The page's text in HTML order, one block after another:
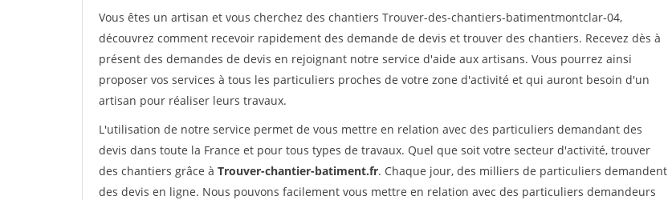
Vous êtes un artisan et vous cherchez des chantiers Trouver-des-chantiers-batimentmontclar-04,
découvrez comment recevoir rapidement des demande de devis et trouver des chantiers. Recevez dès à
présent des demandes de devis en rejoignant notre service d'aide aux artisans. Vous pourrez ainsi
proposer vos services à tous les particuliers proches de votre zone d'activité et qui auront besoin d'un
artisan pour réaliser leurs travaux.
L'utilisation de notre service permet de vous mettre en relation avec des particuliers demandant des
devis dans toute la France et pour tous types de travaux. Quel que soit votre secteur d'activité, trouver
des chantiers grâce à Trouver-chantier-batiment.fr. Chaque jour, des milliers de particuliers demandent
des devis en ligne. Nous pouvons facilement vous mettre en relation avec des particuliers demandeurs